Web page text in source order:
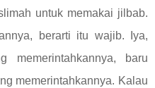
untuk memakai jilbab.
berarti itu wajib. Iya,
memerintahkannya, baru
memerintahkannya. Kalau